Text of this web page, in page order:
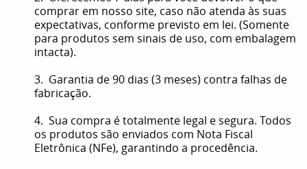
comprar em nosso site, caso não atenda às suas
expectativas, conforme previsto em lei. (Somente
para produtos sem sinais de uso, com embalagem
intacta).
3. Garantia de 90 dias (3 meses) contra falhas de
fabricação.
4. Sua compra é totalmente legal e segura. Todos
os produtos são enviados com Nota Fiscal
Eletrônica (NFe), garantindo a procedência.